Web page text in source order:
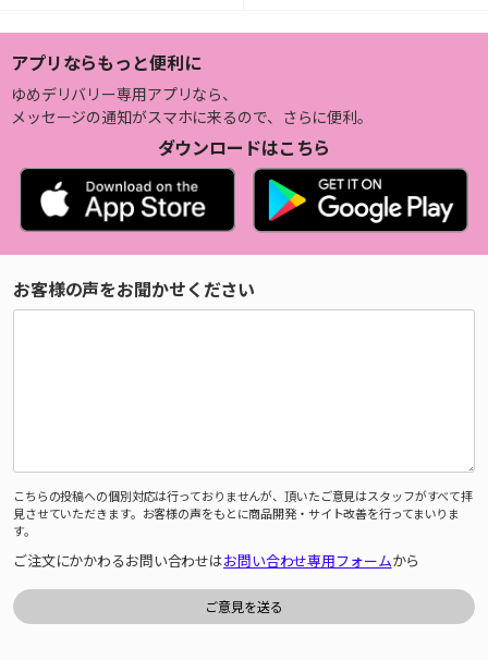
アプリならもっと便利に
ゆめデリバリー専用アプリなら、
メッセージの通知がスマホに来るので、さらに便利。
ダウンロードはこちら
お客様の声をお聞かせください
こちらの投稿への個別対応は行っておりませんが、頂いたご意見はスタッフがすべて拝
見させていただきます。お客様の声をもとに商品開発・サイト改善を行ってまいりま
す。
ご注文にかかわるお問い合わせはお問い合わせ専用フォームから